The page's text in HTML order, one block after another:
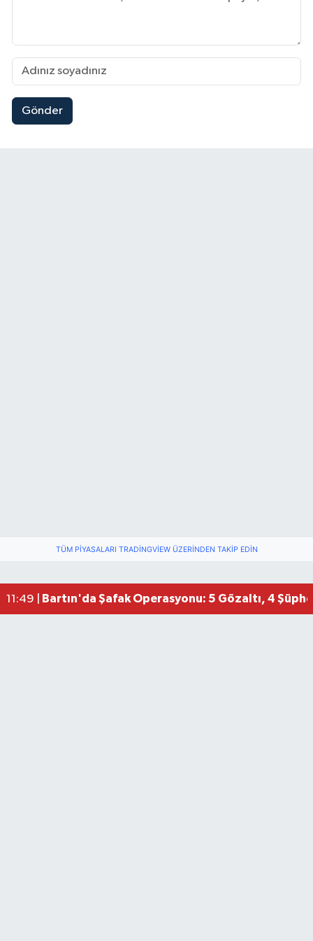
Gönder
TÜM PIYASALARI TRADINGVIEW ÜZERINDEN TAKIP EDIN
11:49 | Bartın'da Şafak Operasyonu: 5 Gözaltı, 4